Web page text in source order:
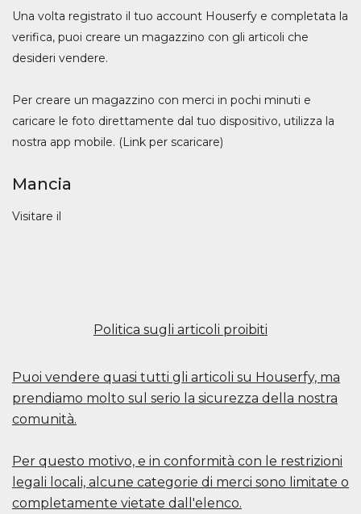
Una volta registrato il tuo account Houserfy e completata la
verifica, puoi creare un magazzino con gli articoli che
desideri vendere.
Per creare un magazzino con merci in pochi minuti e
caricare le foto direttamente dal tuo dispositivo, utilizza la
nostra app mobile. (Link per scaricare)
Mancia
Visitare il
Politica sugli articoli proibiti
Puoi vendere quasi tutti gli articoli su Houserfy, ma
prendiamo molto sul serio la sicurezza della nostra
comunità.
Per questo motivo, e in conformità con le restrizioni
legali locali, alcune categorie di merci sono limitate o
completamente vietate dall'elenco.